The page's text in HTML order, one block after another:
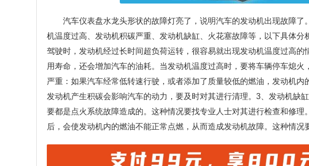
汽车仪表盘水龙头形状的故障灯亮了，说明汽车的发动机出现故障了
机温度过高、发动机积碳严重、发动机缺缸、火花塞故障等，以下具体分
驾驶时，发动机经过长时间超负荷运转，很容易就出现发动机温度过高的
用寿命，还会增加汽车的油耗。当发动机温度过高时，要将车辆停车熄
严重：如果汽车经常低转速行驶，或者添加了质量较低的燃油，发动机内
发动机产生积碳会影响汽车的动力，要及时对其进行清理。3、发动机缺
要都是点火系统故障造成的。这种情况要找专业人士对其进行检查和修理
后，会使发动机内的燃油不能正常点燃，从而造成发动机故障。这种情况